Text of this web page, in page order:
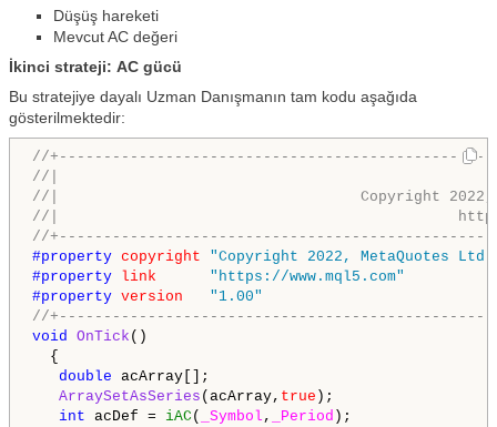
Düşüş hareketi
Mevcut AC değeri
İkinci strateji: AC gücü
Bu stratejiye dayalı Uzman Danışmanın tam kodu aşağıda
gösterilmektedir:
//
//|
//|                                  Copyright
//|
//
#property copyright
"Copyright 2022, MetaQuotes
#property link
"https://www.mql5.com"
#property version
"1.00"
//
void OnTick ()
{
double acArray[];
ArraySetAsSeries (acArray, true );
int acDef = iAC ( _Symbol , _Period );